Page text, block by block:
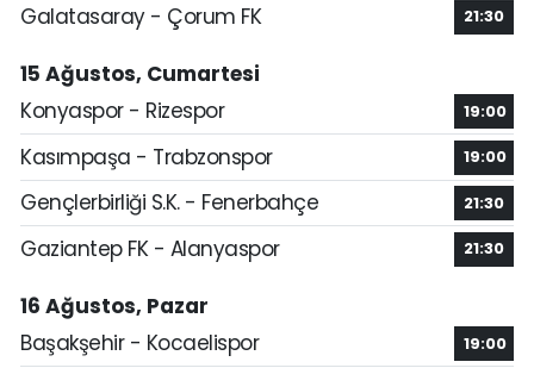
Galatasaray - Çorum FK
21:30
15 Ağustos, Cumartesi
Konyaspor - Rizespor
19:00
Kasımpaşa - Trabzonspor 19:00
Gençlerbirliği S.K. - Fenerbahçe 21:30
Gaziantep FK - Alanyaspor 21:30
16 Ağustos, Pazar
Başakşehir - Kocaelispor
19:00